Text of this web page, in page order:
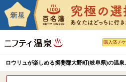
購入済チ
ロウリュが楽しめる揖斐郡大野町(岐阜県)の温